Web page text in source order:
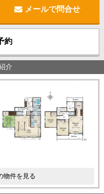
メールで問合せ
約
介
物件を見る